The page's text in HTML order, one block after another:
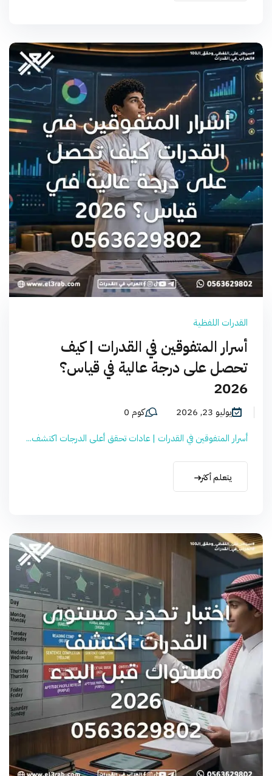
القدرات اللفظية
أسرار المتفوقين في القدرات | كيف
تحصل على درجة عالية في قياس؟
2026
يوليو 23, 2026
كوم 0
أسرار المتفوقين في القدرات | عادات تحقق أعلى الدرجات اكتشف...
يتعلم أكثر